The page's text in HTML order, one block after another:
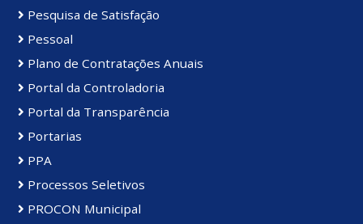
Pesquisa de Satisfação
Pessoal
Plano de Contratações Anuais
Portal da Controladoria
Portal da Transparência
Portarias
PPA
Processos Seletivos
PROCON Municipal